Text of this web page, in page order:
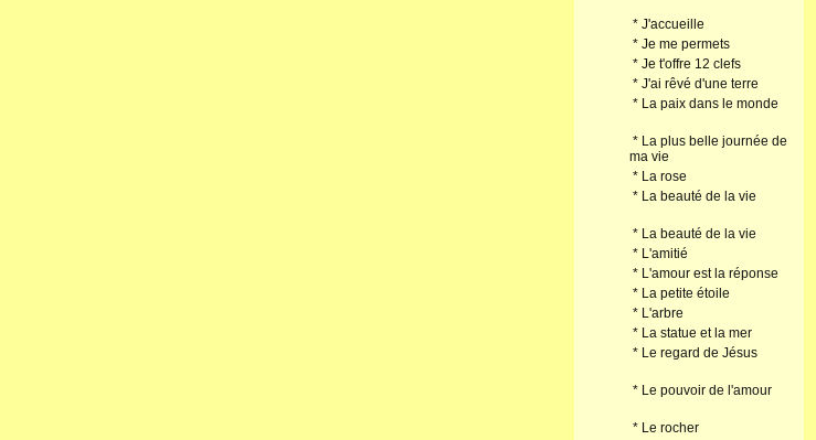
* J'accueille
* Je me permets
* Je t'offre 12 clefs
* J'ai rêvé d'une terre
* La paix dans le monde
* La plus belle journée de
ma vie
* La rose
* La beauté de la vie
* La beauté de la vie
* L'amitié
* L'amour est la réponse
* La petite étoile
* L'arbre
* La statue et la mer
* Le regard de Jésus
* Le pouvoir de l'amour
* Le rocher